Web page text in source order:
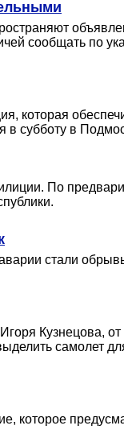
сообщать по
которая
в субботу в
По
стали обрывы
Кузнецова,
самолет
которое